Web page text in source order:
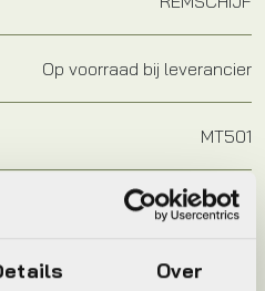
Over
Op voorraad bij leverancier
MT501
Shimano